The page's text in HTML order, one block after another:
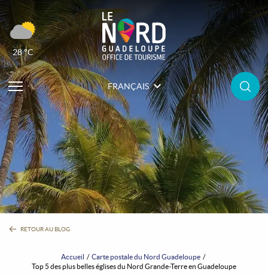
FRANÇAIS
28 °C
RETOUR AU BLOG
Accueil
Carte postale du Nord Guadeloupe
Top 5 des plus belles églises du Nord Grande-Terre en Guadeloupe